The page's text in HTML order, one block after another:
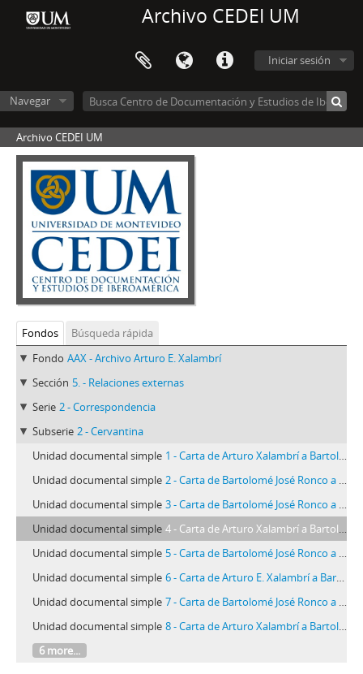
Archivo CEDEI UM
Iniciar sesión
Navegar
Archivo CEDEI UM
Fondos
Búsqueda rápida
Fondo AAX - Archivo Arturo E. Xalambrí
Sección 5. - Relaciones externas
Serie 2 - Correspondencia
Subserie 2 - Cervantina
Unidad documental simple 1 - Carta de Arturo Xalambrí a Bartolomé José Ronco (1947-04-06)
Unidad documental simple 2 - Carta de Bartolomé José Ronco a Arturo Xalambrí (1947-04-11)
Unidad documental simple 3 - Carta de Bartolomé José Ronco a Arturo Xalambrí (1947-04-15)
Unidad documental simple 4 - Carta de Arturo Xalambrí a Bartolomé José Ronco (1947-05-02)
Unidad documental simple 5 - Carta de Bartolomé José Ronco a Arturo Xalambrí (1947-07-05)
Unidad documental simple 6 - Carta de Arturo E. Xalambrí a Bartolomé José Ronco (1947-07-09)
Unidad documental simple 7 - Carta de Bartolomé José Ronco a Arturo Xalambrí (1947-07-11)
Unidad documental simple 8 - Carta de Arturo Xalambrí a Bartolomé José Ronco (1974-07-18)
6 more...